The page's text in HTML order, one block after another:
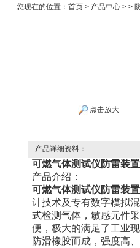
您现在的位置： 首页 > 产品中心 > >
点击放大
产品详细资料：
可燃气体测试仪防雷装
产品介绍：
可燃气体测试仪防雷装
计技术及专有数字模拟
式检测气体，敏感元件
便，极大的满足了工业
防滑橡胶而成，强度高